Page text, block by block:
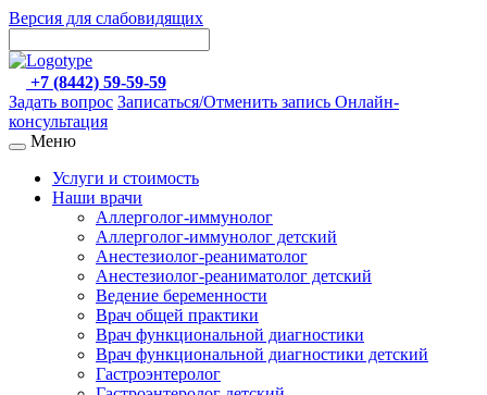
Версия для слабовидящих
+7 (8442) 59-59-59
Задать вопрос Записаться/Отменить запись Онлайн-
консультация
Меню
Услуги и стоимость
Наши врачи
Аллерголог-иммунолог
Аллерголог-иммунолог детский
Анестезиолог-реаниматолог
Анестезиолог-реаниматолог детский
Ведение беременности
Врач общей практики
Врач функциональной диагностики
Врач функциональной диагностики детский
Гастроэнтеролог